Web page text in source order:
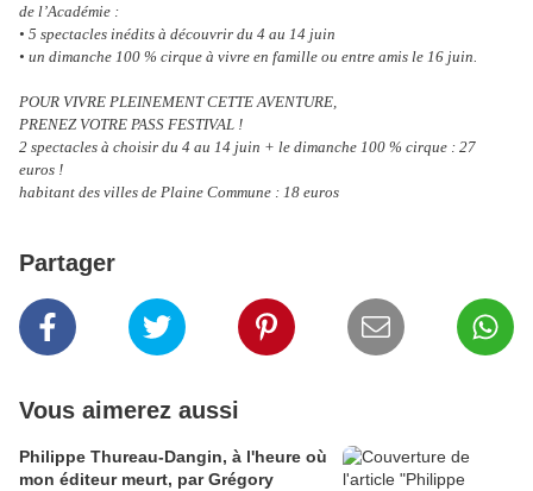
de l’Académie :
• 5 spectacles inédits à découvrir du 4 au 14 juin
• un dimanche 100 % cirque à vivre en famille ou entre amis le 16 juin.
POUR VIVRE PLEINEMENT CETTE AVENTURE,
PRENEZ VOTRE PASS FESTIVAL !
2 spectacles à choisir du 4 au 14 juin + le dimanche 100 % cirque : 27
euros !
habitant des villes de Plaine Commune : 18 euros
Partager
Vous aimerez aussi
Philippe Thureau-Dangin, à l'heure où
mon éditeur meurt, par Grégory